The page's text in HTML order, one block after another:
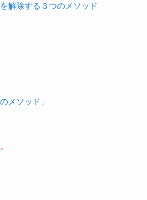
解除する３つのメソッド
メソッド」